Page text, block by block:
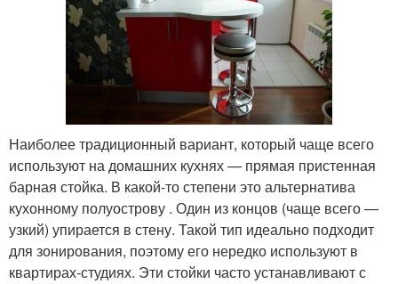
Наиболее традиционный вариант, который чаще всего
используют на домашних кухнях — прямая пристенная
барная стойка. В какой-то степени это альтернатива
кухонному полуострову . Один из концов (чаще всего —
узкий) упирается в стену. Такой тип идеально подходит
для зонирования, поэтому его нередко используют в
квартирах-студиях. Эти стойки часто устанавливают с